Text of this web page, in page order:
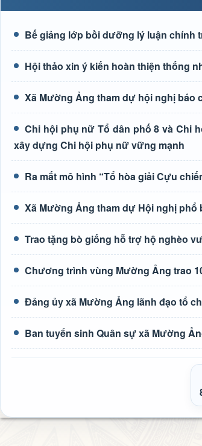
Bế giảng lớp bồi dưỡng lý luận chính
Hội thảo xin ý kiến hoàn thiện thống
Xã Mường Ảng tham dự hội nghị báo
Chi hội phụ nữ Tổ dân phố 8 và Chi
xây dựng Chi hội phụ nữ vững mạnh
Ra mắt mô hình “Tổ hòa giải Cựu
Xã Mường Ảng tham dự Hội nghị phổ
Trao tặng bò giống hỗ trợ hộ nghèo
Chương trình vùng Mường Ảng trao
Đảng ủy xã Mường Ảng lãnh đạo tổ
Ban tuyển sinh Quân sự xã Mường